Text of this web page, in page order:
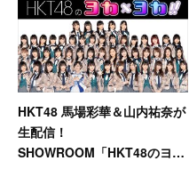
HKT48 馬場彩華＆山内祐奈が
生配信！
SHOWROOM「HKT48のヨカ